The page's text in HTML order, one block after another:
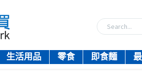
生活用品 零食 即食麵